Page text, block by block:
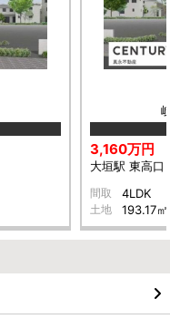
3,160万円
大垣駅 東高口
間取 4LDK
土地 193.17㎡